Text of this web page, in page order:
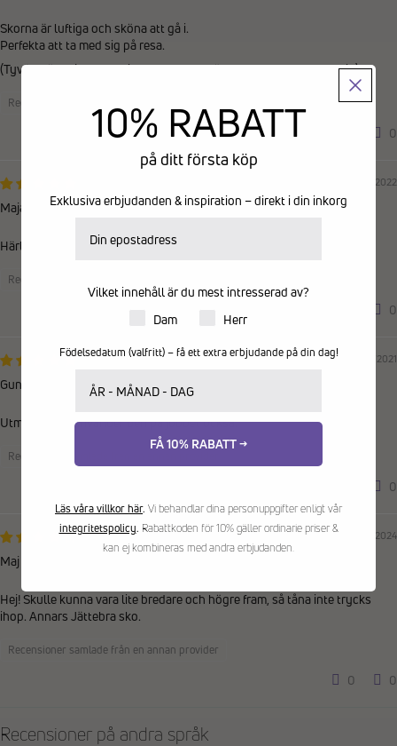
Skorna är luftiga och sköna att gå i.
Perfekta att ta med sig på resa.
(Tyvärr köpte jag egentligen en storlek för stor, men det ordnar sig).
Recensioner samlade från en annan provider
0
18/06/2022
Maja
Härligt mjuka skor med ordentligt stadga i sulorna.
Recensioner samlade från en annan provider
0
07/06/2021
Gunnel
Utmärkt sko. Använder den på jobbet också.
Recensioner samlade från en annan provider
0
28/06/2024
Maj
Hej! Skulle kunna vara lite bredare och högre fram, så tåna inte trycks
ihop. Annars Jättebra sko.
Recensioner samlade från en annan provider
0 0
Recensioner på andra språk
10% RABATT
på ditt första köp
Exklusiva erbjudanden & inspiration – direkt i din inkorg
Vilket innehåll är du mest intresserad av?
Produkter för dam eller herr
Dam Herr
Födelsedatum (valfritt) – få ett extra erbjudande på din dag!
FÅ 10% RABATT →
Läs våra villkor här. Vi behandlar dina personuppgifter enligt vår
integritetspolicy. Rabattkoden för 10% gäller ordinarie priser &
kan ej kombineras med andra erbjudanden.